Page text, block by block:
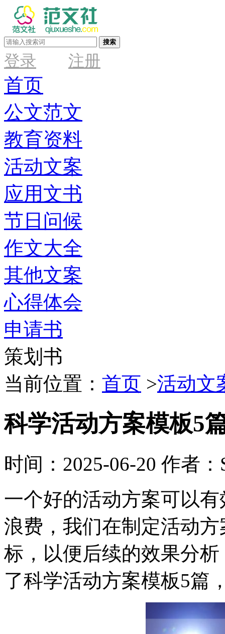
搜索
登录 注册
首页
公文范文
教育资料
活动文案
应用文书
节日问候
作文大全
其他文案
心得体会
申请书
策划书
当前位置： 首页 >活动文
科学活动方案模板5
时间：2025-06-20 作者：
一个好的活动方案可以
浪费，我们在制定活动
标，以便后续的效果分
了科学活动方案模板5篇